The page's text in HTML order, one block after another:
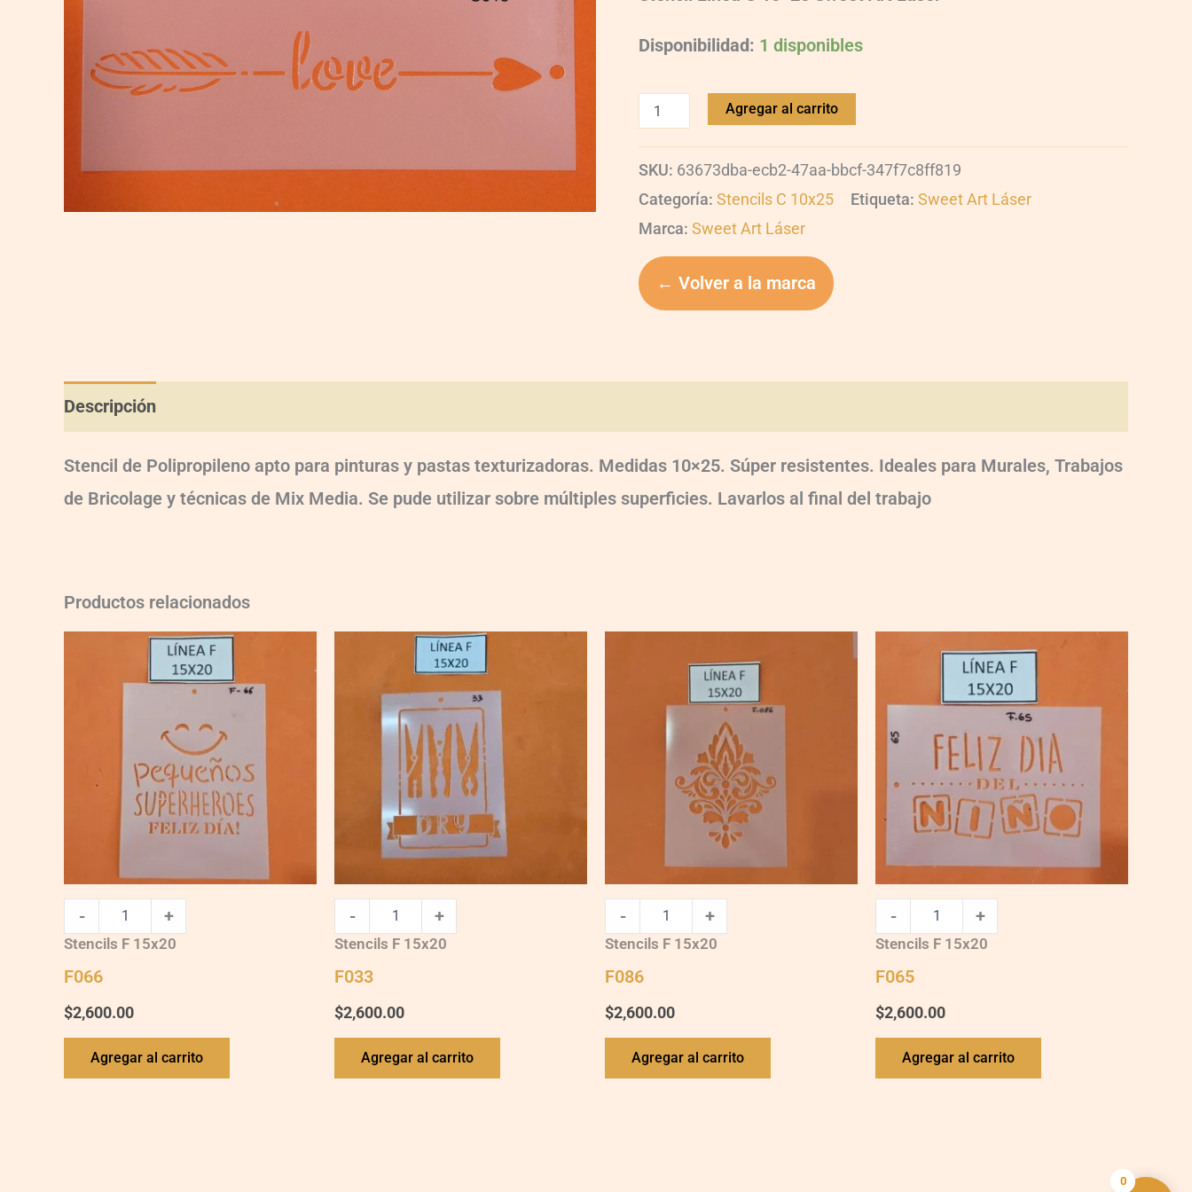
Disponibilidad: 1 disponibles
Agregar al carrito
SKU: 63673dba-ecb2-47aa-bbcf-347f7c8ff819
Categoría: Stencils C 10x25 Etiqueta: Sweet Art Láser
Marca: Sweet Art Láser
← Volver a la marca
Descripción
Stencil de Polipropileno apto para pinturas y pastas texturizadoras. Medidas 10×25. Súper resistentes. Ideales para Murales, Trabajos
de Bricolage y técnicas de Mix Media. Se pude utilizar sobre múltiples superficies. Lavarlos al final del trabajo
Productos relacionados
- +
Stencils F 15x20
F066
$2,600.00
Agregar al carrito
- +
Stencils F 15x20
F033
$2,600.00
Agregar al carrito
- +
Stencils F 15x20
F086
$2,600.00
Agregar al carrito
- +
Stencils F 15x20
F065
$2,600.00
Agregar al carrito
0